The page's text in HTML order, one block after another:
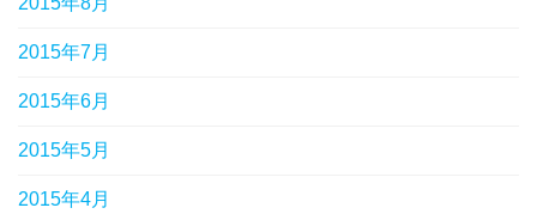
2015年7月
2015年6月
2015年5月
2015年4月